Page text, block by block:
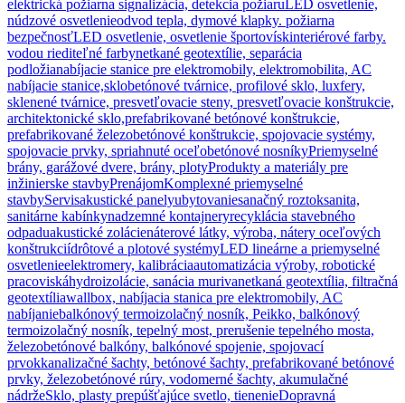
elektrická požiarna signalizácia, detekcia požiaruLED osvetlenie,
núdzové osvetlenieodvod tepla, dymové klapky. požiarna
bezpečnosťLED osvetlenie, osvetlenie športovískinteriérové farby.
vodou riediteľné farbynetkané geotextílie, separácia
podložianabíjacie stanice pre elektromobily, elektromobilita, AC
nabíjacie stanice,sklobetónové tvárnice, profilové sklo, luxfery,
sklenené tvárnice, presvetľovacie steny, presvetľovacie konštrukcie,
architektonické sklo,prefabrikované betónové konštrukcie,
prefabrikované železobetónové konštrukcie, spojovacie systémy,
spojovacie prvky, spriahnuté oceľobetónové nosníkyPriemyselné
brány, garážové dvere, brány, plotyProdukty a materiály pre
inžinierske stavbyPrenájomKomplexné priemyselné
stavbyServisakustické panelyubytovaniesanačný roztoksanita,
sanitárne kabínkynadzemné kontajneryrecyklácia stavebného
odpaduakustické zolácienáterové látky, výroba, nátery oceľových
konštrukciídrôtové a plotové systémyLED lineárne a priemyselné
osvetlenieelektromery, kalibráciaautomatizácia výroby, robotické
pracoviskáhydroizolácie, sanácia murivanetkaná geotextília, filtračná
geotextíliawallbox, nabíjacia stanica pre elektromobily, AC
nabíjaniebalkónový termoizolačný nosník, Peikko, balkónový
termoizolačný nosník, tepelný most, prerušenie tepelného mosta,
železobetónové balkóny, balkónové spojenie, spojovací
prvokkanalizačné šachty, betónové šachty, prefabrikované betónové
prvky, železobetónové rúry, vodomerné šachty, akumulačné
nádržeSklo, plasty prepúšťajúce svetlo, tienenieDopravná